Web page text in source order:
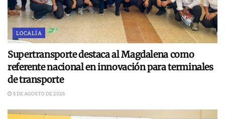
LOCALÍA
Supertransporte destaca al Magdalena como
referente nacional en innovación para terminales
de transporte
5 DE AGOSTO DE 2026